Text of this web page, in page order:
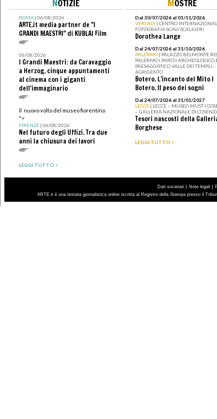
NOTIZIE
ROMA| 06/08/2026
ARTE.it media partner de "I
GRANDI MAESTRI" di KUBLAI Film
06/08/2026
I Grandi Maestri: da Caravaggio
a Herzog, cinque appuntamenti
al cinema con i giganti
dell'immaginario
Il nuovo volto del museo fiorentino
">
FIRENZE| 06/08/2026
Nel futuro degli Uffizi. Tra due
anni la chiusura dei lavori
LEGGI TUTTO >
MOSTRE
Dal 30/07/2026 al 01/11/2026
VERONA | CENTRO
FOTOGRAFIA SCAVI SCALIGERI
Dorothea Lange
Dal 24/07/2026 al 31/10/2026
PALERMO | PALAZZO BELMONTE
PALERMO I PARCO ARCHEOLOGICO
PAESAGGISTICO VALLE DEI TEMPLI -
AGRIGENTO
Botero. L’incanto del Mito I
Botero. Il peso dei sogni
Dal 24/07/2026 al 31/01/2027
LECCE | LECCE – MUSEO MUST I
– GALLERIA NAZIONALE DI
Tesori nascosti della
Borghese
LEGGI TUTTO >
Dati societari | Note legali |
ARTE.it è una testata giornalistica online iscritta al Registro della Stampa presso il